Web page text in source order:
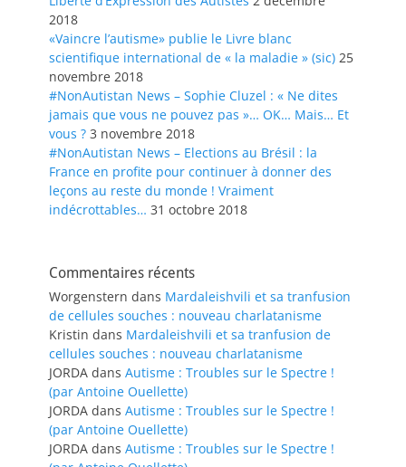
2018
«Vaincre l’autisme» publie le Livre blanc
scientifique international de « la maladie » (sic) 25
novembre 2018
#NonAutistan News – Sophie Cluzel : « Ne dites
jamais que vous ne pouvez pas »… OK… Mais… Et
vous ? 3 novembre 2018
#NonAutistan News – Elections au Brésil : la
France en profite pour continuer à donner des
leçons au reste du monde ! Vraiment
indécrottables… 31 octobre 2018
Commentaires récents
Worgenstern dans Mardaleishvili et sa tranfusion
de cellules souches : nouveau charlatanisme
Kristin dans Mardaleishvili et sa tranfusion de
cellules souches : nouveau charlatanisme
JORDA dans Autisme : Troubles sur le Spectre !
(par Antoine Ouellette)
JORDA dans Autisme : Troubles sur le Spectre !
(par Antoine Ouellette)
JORDA dans Autisme : Troubles sur le Spectre !